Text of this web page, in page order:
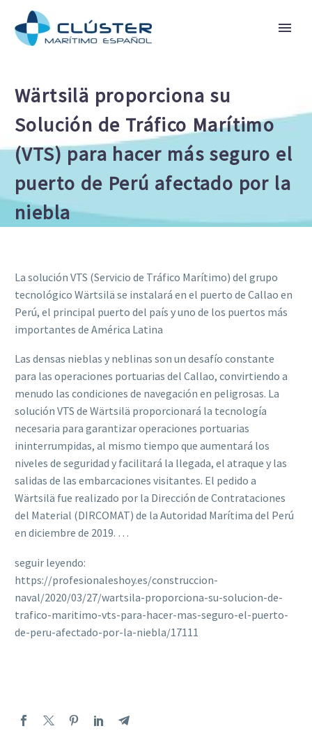
Wärtsilä proporciona su
Solución de Tráfico Marítimo
(VTS) para hacer más seguro el
puerto de Perú afectado por la
niebla
La solución VTS (Servicio de Tráfico Marítimo) del grupo
tecnológico Wärtsilä se instalará en el puerto de Callao en
Perú, el principal puerto del país y uno de los puertos más
importantes de América Latina
Las densas nieblas y neblinas son un desafío constante
para las operaciones portuarias del Callao, convirtiendo a
menudo las condiciones de navegación en peligrosas. La
solución VTS de Wärtsilä proporcionará la tecnología
necesaria para garantizar operaciones portuarias
ininterrumpidas, al mismo tiempo que aumentará los
niveles de seguridad y facilitará la llegada, el atraque y las
salidas de las embarcaciones visitantes. El pedido a
Wärtsilä fue realizado por la Dirección de Contrataciones
del Material (DIRCOMAT) de la Autoridad Marítima del Perú
en diciembre de 2019. …
seguir leyendo:
https://profesionaleshoy.es/construccion-
naval/2020/03/27/wartsila-proporciona-su-solucion-de-
trafico-maritimo-vts-para-hacer-mas-seguro-el-puerto-
de-peru-afectado-por-la-niebla/17111